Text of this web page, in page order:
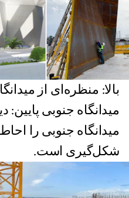
بالا: منظره‌ای از
میدانگاه جنوبی پایین:
میدانگاه جنوبی را
شکل‌گیری است.